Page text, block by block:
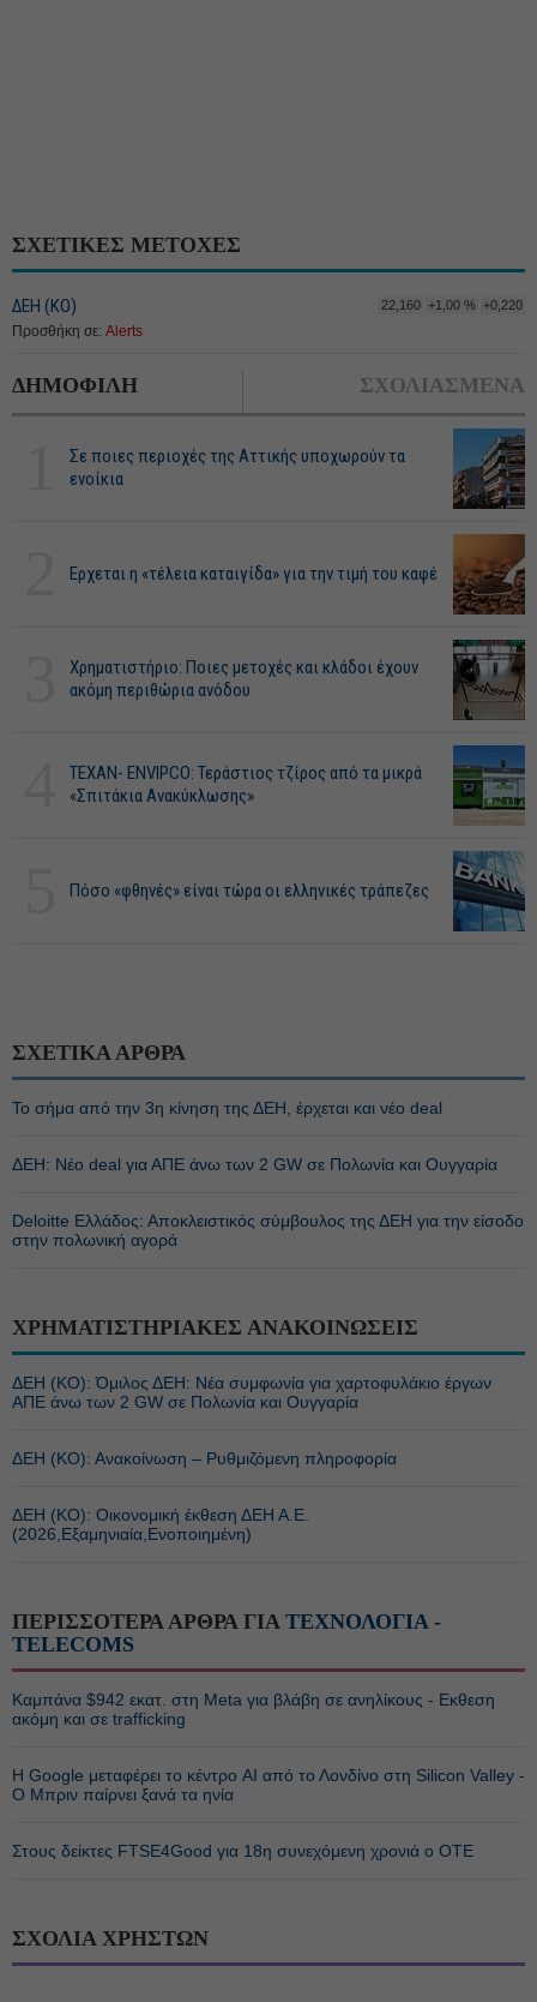
ΣΧΕΤΙΚΕΣ ΜΕΤΟΧΕΣ
ΔΕΗ (ΚΟ) 22,160 +1,00 % +0,220
Προσθήκη σε: Alerts
ΔΗΜΟΦΙΛΗ ΣΧΟΛΙΑΣΜΕΝΑ
Σε ποιες περιοχές της Αττικής υποχωρούν τα
ενοίκια
Ερχεται η «τέλεια καταιγίδα» για την τιμή του καφέ
Χρηματιστήριο: Ποιες μετοχές και κλάδοι έχουν
ακόμη περιθώρια ανόδου
ΤΕΧΑΝ- ENVIPCO: Τεράστιος τζίρος από τα μικρά
«Σπιτάκια Ανακύκλωσης»
Πόσο «φθηνές» είναι τώρα οι ελληνικές τράπεζες
ΣΧΕΤΙΚΑ ΑΡΘΡΑ
Το σήμα από την 3η κίνηση της ΔΕΗ, έρχεται και νέο deal
ΔΕΗ: Νέο deal για ΑΠΕ άνω των 2 GW σε Πολωνία και Ουγγαρία
Deloitte Ελλάδος: Αποκλειστικός σύμβουλος της ΔΕΗ για την είσοδο
στην πολωνική αγορά
ΧΡΗΜΑΤΙΣΤΗΡΙΑΚΕΣ ΑΝΑΚΟΙΝΩΣΕΙΣ
ΔΕΗ (ΚΟ): Όμιλος ΔΕΗ: Νέα συμφωνία για χαρτοφυλάκιο έργων
ΑΠΕ άνω των 2 GW σε Πολωνία και Ουγγαρία
ΔΕΗ (ΚΟ): Ανακοίνωση – Ρυθμιζόμενη πληροφορία
ΔΕΗ (ΚΟ): Οικονομική έκθεση ΔΕΗ Α.Ε.
(2026,Εξαμηνιαία,Ενοποιημένη)
ΠΕΡΙΣΣΟΤΕΡΑ ΑΡΘΡΑ ΓΙΑ ΤΕΧΝΟΛΟΓΙΑ -
TELECOMS
Καμπάνα $942 εκατ. στη Meta για βλάβη σε ανηλίκους - Εκθεση
ακόμη και σε trafficking
Η Google μεταφέρει το κέντρο AI από το Λονδίνο στη Silicon Valley -
Ο Μπριν παίρνει ξανά τα ηνία
Στους δείκτες FTSE4Good για 18η συνεχόμενη χρονιά ο ΟΤΕ
ΣΧΟΛΙΑ ΧΡΗΣΤΩΝ